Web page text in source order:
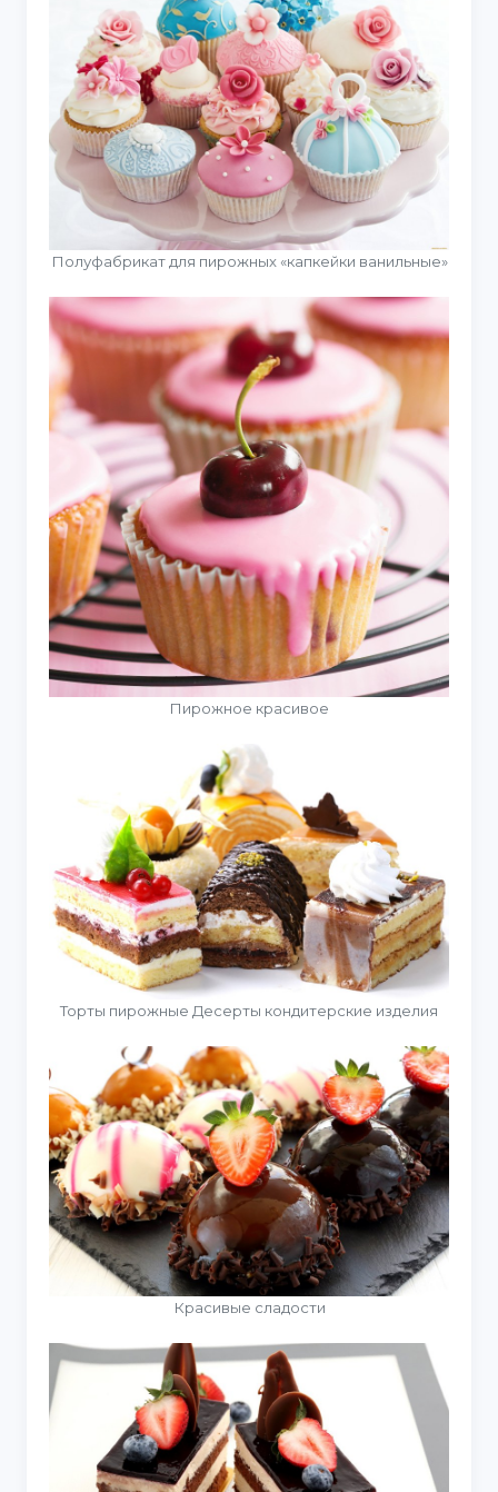
Полуфабрикат для пирожных «капкейки ванильные»
Пирожное красивое
Торты пирожные Десерты кондитерские изделия
Красивые сладости